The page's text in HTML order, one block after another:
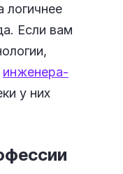
Если вам
инженера-
у них